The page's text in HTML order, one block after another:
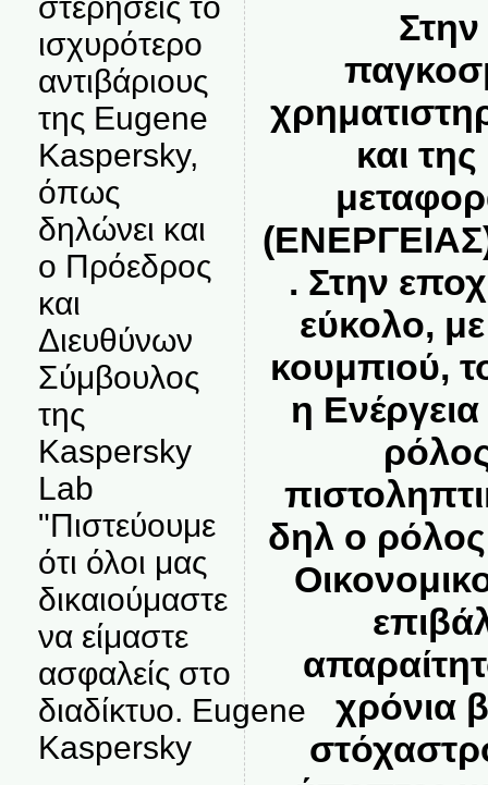
ισχυρότερο
αντιβάριους
της Eugene
Kaspersky,
όπως
δηλώνει και
ο Πρόεδρος
και
Διευθύνων
Σύμβουλος
της
Kaspersky
Lab
"Πιστεύουμε
ότι όλοι μας
δικαιούμαστε
να είμαστε
ασφαλείς στο
διαδίκτυο. Eugene
Kaspersky
και
. Στην
εύκολο,
κουμπιού,
η
δηλ ο
χρόνια